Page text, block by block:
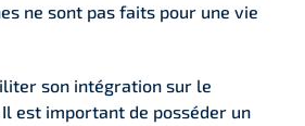
ne sont pas faits pour une vie
son intégration sur le
est important de posséder un